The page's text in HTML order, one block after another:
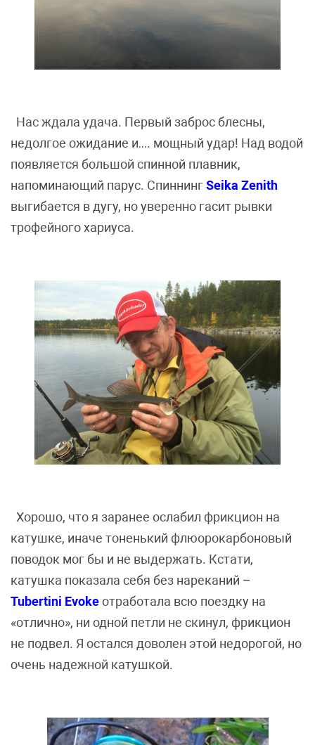
Нас ждала удача. Первый заброс блесны,
недолгое ожидание и…. мощный удар! Над водой
появляется большой спинной плавник,
напоминающий парус. СпиннингSeika Zenith
выгибается в дугу, но уверенно гасит рывки
трофейного хариуса.
Хорошо, что я заранее ослабил фрикцион на
катушке, иначе тоненький флюорокарбоновый
поводок мог бы и не выдержать. Кстати,
катушка показала себя без нареканий –
Tubertini Evokeотработала всю поездку на
«отлично», ни одной петли не скинул, фрикцион
не подвел. Я остался доволен этой недорогой, но
очень надежной катушкой.